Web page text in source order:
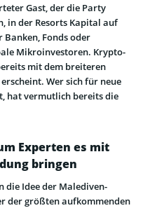
Gast, der die Party
in der Resorts Kapital auf
Banken, Fonds oder
Mikroinvestoren. Krypto-
mit dem breiteren
Wer sich für neue
hat vermutlich bereits die
Experten es mit
bringen
die Idee der Malediven-
der größten aufkommenden